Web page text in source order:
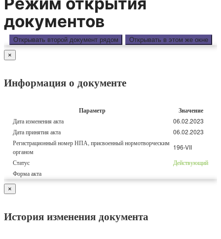
документов
Открывать второй документ рядом Открывать в этом же окне
×
Информация о документе
Параметр Значение
Дата изменения акта
06.02.2023
Дата принятия акта
06.02.2023
Регистрационный номер НПА, присвоенный нормотворческим
органом
196-VII
Статус
Действующий
Форма акта
×
История изменения документа